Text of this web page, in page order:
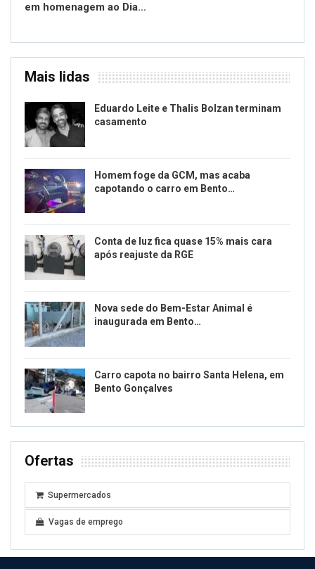
em homenagem ao Dia…
Mais lidas
Eduardo Leite e Thalis Bolzan terminam
casamento
Homem foge da GCM, mas acaba
capotando o carro em Bento…
Conta de luz fica quase 15% mais cara
após reajuste da RGE
Nova sede do Bem-Estar Animal é
inaugurada em Bento…
Carro capota no bairro Santa Helena, em
Bento Gonçalves
Ofertas
Supermercados
Vagas de emprego